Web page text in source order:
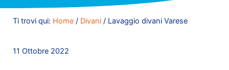
Ti trovi qui: Home / Divani /Lavaggio divani Varese
11 Ottobre 2022